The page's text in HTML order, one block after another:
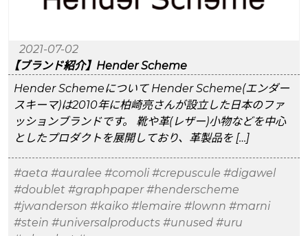
2021-07-02
【ブランド紹介】Hender Scheme
Hender Schemeについて Hender Scheme(エンダー
スキーマ)は2010年に柏崎亮さんが設立した日本のファ
ッションブランドです。 靴や革(レザー)小物などを中心
としたプロダクトを展開しており、革製品を […]
#aeta #auralee #comoli #crepuscule #digawel
#doublet #graphpaper #henderscheme
#jwanderson #kaiko #lemaire #lownn #marni
#stein #universalproducts #unused #uru